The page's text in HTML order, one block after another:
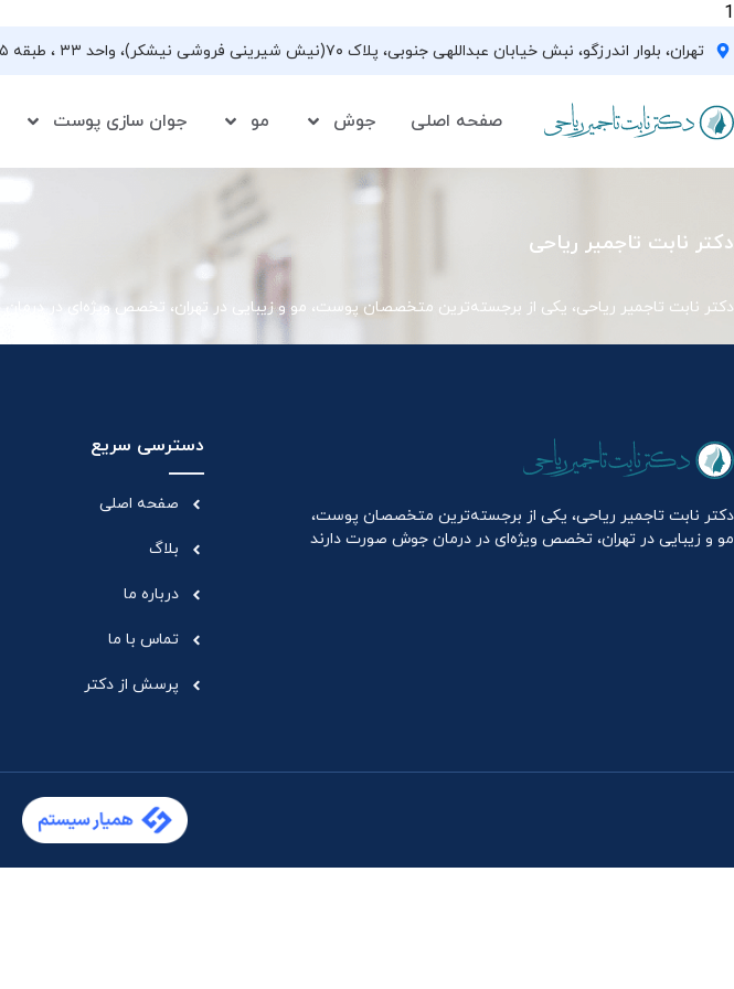
1
تهران، بلوار اندرزگو، نبش خیابان عبداللهی جنوبی، پلاک ۷۰(نیش شیرینی فروشی نیشکر)، واحد ۳۳ ، طبقه ۵
صفحه اصلی جوش مو جوان سازی پوست
دکتر نابت تاجمیر ریاحی
دکتر نابت تاجمیر ریاحی، یکی از برجسته‌ترین متخصصان پوست، مو و زیبایی در تهران، تخصص ویژه‌ای در
دکتر نابت تاجمیر ریاحی، یکی از برجسته‌ترین متخصصان پوست،
مو و زیبایی در تهران، تخصص ویژه‌ای در درمان جوش صورت دارند
دسترسی سریع
صفحه اصلی
بلاگ
درباره ما
تماس با ما
پرسش از دکتر